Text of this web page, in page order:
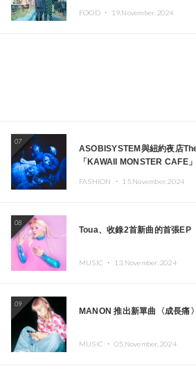
FOOD ・ 19.November.2024
07
ASOBISYSTEM與紐約夜店
「KAWAII MONSTER CAFE
FASHION ・ 15.November.2024
08
Toua、收錄2首新曲的首張EP
MUSIC ・ 13.November.2024
09
MANON 推出新單曲〈成長痛〉
MUSIC ・ 05.November.2024